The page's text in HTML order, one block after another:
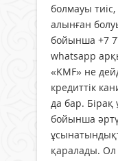
болмауы
алынған
бойынша +7
whatsapp
«KMF» не
кредиттік
да бар.
бойынша
қаралады. Ол